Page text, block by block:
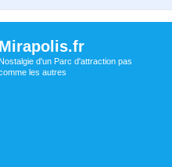
Mirapolis.fr
Nostalgie d'un Parc d'attraction pas
les autres